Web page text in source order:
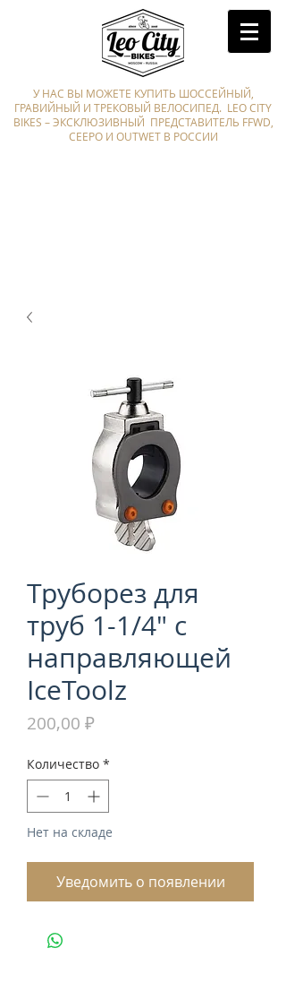
У НАС ВЫ МОЖЕТЕ КУПИТЬ ШОССЕЙНЫЙ,
ГРАВИЙНЫЙ И ТРЕКОВЫЙ ВЕЛОСИПЕД. LEO CITY
BIKES – ЭКСКЛЮЗИВНЫЙ ПРЕДСТАВИТЕЛЬ FFWD,
CEEPO И OUTWET В РОССИИ
Труборез для
труб 1-1/4" с
направляющей
IceToolz
200,00 ₽Цена
Количество *
Нет на складе
Уведомить о появлении